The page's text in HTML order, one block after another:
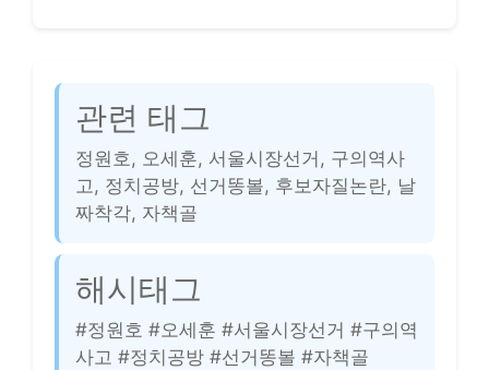
관련 태그
정원호, 오세훈, 서울시장선거, 구의역사
고, 정치공방, 선거똥볼, 후보자질논란, 날
짜착각, 자책골
해시태그
#정원호 #오세훈 #서울시장선거 #구의역
사고 #정치공방 #선거똥볼 #자책골